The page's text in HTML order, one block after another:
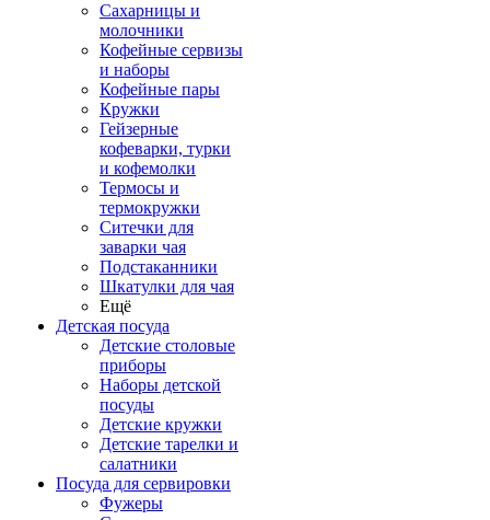
Сахарницы и
молочники
Кофейные сервизы
и наборы
Кофейные пары
Кружки
Гейзерные
кофеварки, турки
и кофемолки
Термосы и
термокружки
Ситечки для
заварки чая
Подстаканники
Шкатулки для чая
Ещё
Детская посуда
Детские столовые
приборы
Наборы детской
посуды
Детские кружки
Детские тарелки и
салатники
Посуда для сервировки
Фужеры